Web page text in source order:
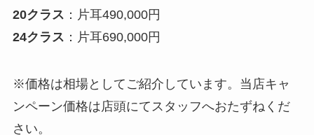
20クラス ：片耳490,000円
24クラス ：片耳690,000円
※価格は相場としてご紹介しています。当店キャ
ンペーン価格は店頭にてスタッフへおたずねくだ
さい。